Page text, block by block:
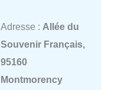
Adresse : Allée du
Souvenir Français,
95160
Montmorency